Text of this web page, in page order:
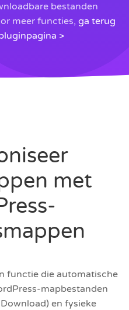
bestanden
meer functies, ga terug
>
met
functie die automatische
mapbestanden
en fysieke